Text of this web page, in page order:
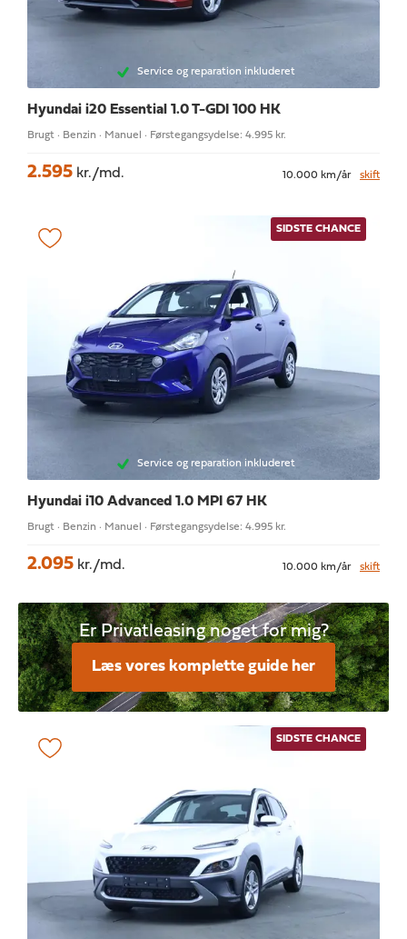
Service og reparation inkluderet
Hyundai i20 Essential 1.0 T-GDI 100 HK
Brugt · Benzin · Manuel · Førstegangsydelse: 4.995 kr.
2.595 kr./md. 10.000 km/år skift
SIDSTE CHANCE
Service og reparation inkluderet
Hyundai i10 Advanced 1.0 MPI 67 HK
Brugt · Benzin · Manuel · Førstegangsydelse: 4.995 kr.
2.095 kr./md. 10.000 km/år skift
Er Privatleasing noget for mig?
Læs vores komplette guide her
SIDSTE CHANCE